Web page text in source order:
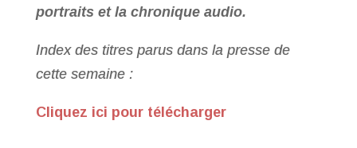
portraits et la chronique audio.
Index des titres parus dans la presse de
cette semaine :
Cliquez ici pour télécharger